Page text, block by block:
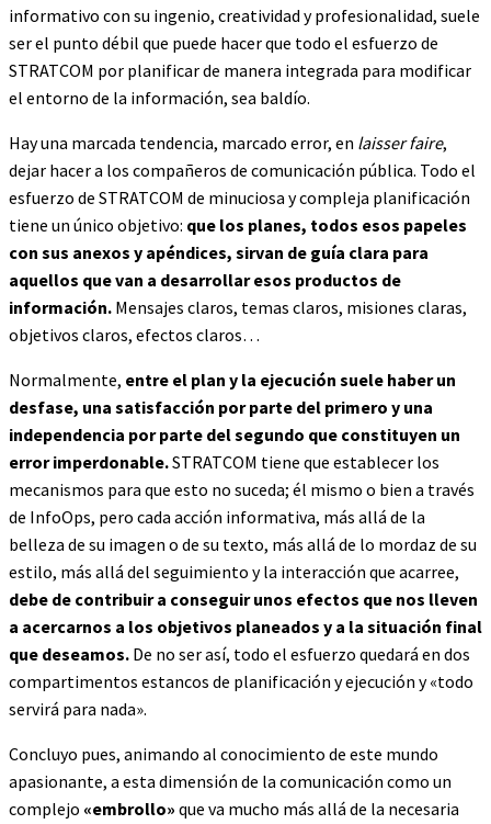
informativo con su ingenio, creatividad y profesionalidad, suele
ser el punto débil que puede hacer que todo el esfuerzo de
STRATCOM por planificar de manera integrada para modificar
el entorno de la información, sea baldío.
Hay una marcada tendencia, marcado error, en laisser faire,
dejar hacer a los compañeros de comunicación pública. Todo el
esfuerzo de STRATCOM de minuciosa y compleja planificación
tiene un único objetivo: que los planes, todos esos papeles
con sus anexos y apéndices, sirvan de guía clara para
aquellos que van a desarrollar esos productos de
información. Mensajes claros, temas claros, misiones claras,
objetivos claros, efectos claros…
Normalmente, entre el plan y la ejecución suele haber un
desfase, una satisfacción por parte del primero y una
independencia por parte del segundo que constituyen un
error imperdonable.STRATCOM tiene que establecer los
mecanismos para que esto no suceda; él mismo o bien a través
de InfoOps, pero cada acción informativa, más allá de la
belleza de su imagen o de su texto, más allá de lo mordaz de su
estilo, más allá del seguimiento y la interacción que acarree,
debe de contribuir a conseguir unos efectos que nos lleven
a acercarnos a los objetivos planeados y a la situación final
que deseamos. De no ser así, todo el esfuerzo quedará en dos
compartimentos estancos de planificación y ejecución y «todo
servirá para nada».
Concluyo pues, animando al conocimiento de este mundo
apasionante, a esta dimensión de la comunicación como un
complejo «embrollo» que va mucho más allá de la necesaria